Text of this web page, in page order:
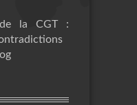
la CGT :